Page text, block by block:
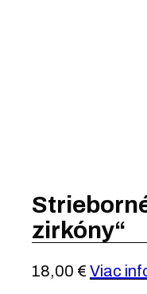
zirkóny“
18,00 € Viac